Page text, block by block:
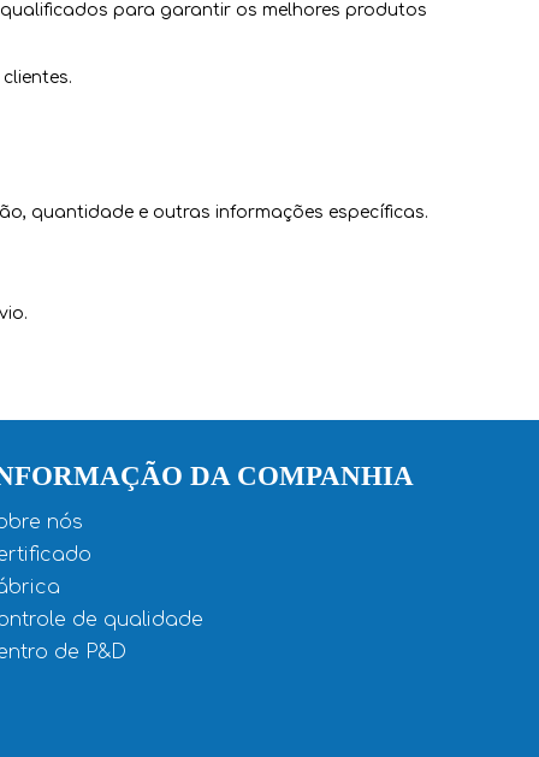
para garantir os melhores produtos
quantidade e outras informações específicas.
DA COMPANHIA
nós
de qualidade
de P&D